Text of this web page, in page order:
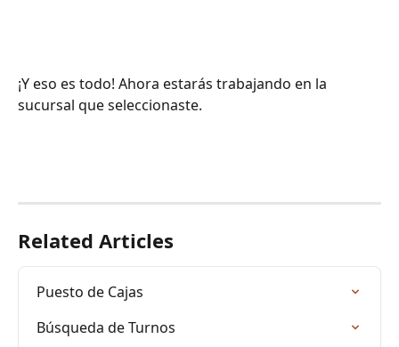
¡Y eso es todo! Ahora estarás trabajando en la
sucursal que seleccionaste.
Related Articles
Puesto de Cajas
Búsqueda de Turnos